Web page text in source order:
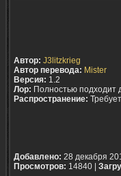
Автор: J3litzkrieg
Автор перевода: Mister
Версия: 1.2
Лор: Полностью подходит
Распространение:
Добавлено: 28 декабря
Просмотров: 14840 |